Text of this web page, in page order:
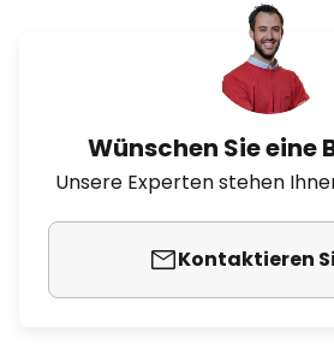
Wünschen Sie eine
Unsere Experten stehen
Kontaktieren